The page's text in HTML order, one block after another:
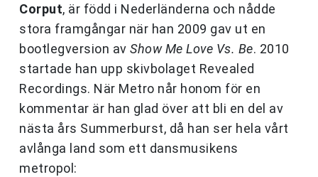
Corput, är född i Nederländerna och nådde
stora framgångar när han 2009 gav ut en
bootlegversion av Show Me Love Vs. Be. 2010
startade han upp skivbolaget Revealed
Recordings. När Metro når honom för en
kommentar är han glad över att bli en del av
nästa års Summerburst, då han ser hela vårt
avlånga land som ett dansmusikens
metropol: